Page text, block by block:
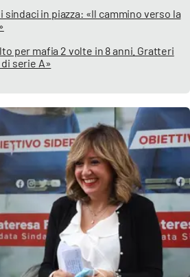
sindaci in piazza: «Il cammino verso la
per mafia 2 volte in 8 anni. Gratteri
serie A»